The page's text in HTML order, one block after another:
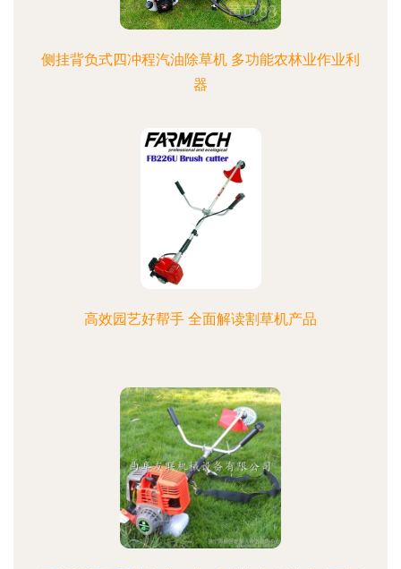
侧挂背负式四冲程汽油除草机 多功能农林业作业利
器
高效园艺好帮手 全面解读割草机产品